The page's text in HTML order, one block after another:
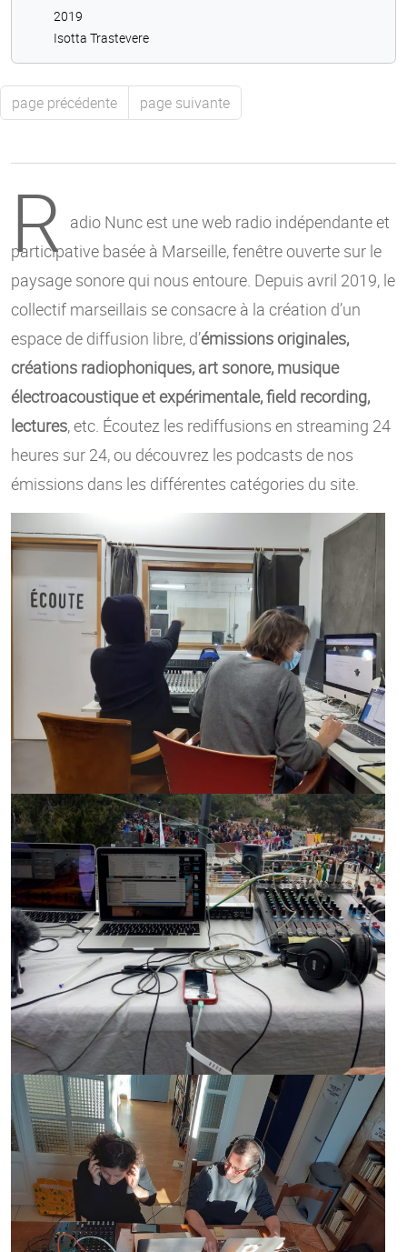
2019
Isotta Trastevere
page précédente page suivante
R adio Nunc est une web radio indépendante et
participative basée à Marseille, fenêtre ouverte sur le
paysage sonore qui nous entoure. Depuis avril 2019, le
collectif marseillais se consacre à la création d’un
espace de diffusion libre, d’émissions originales,
créations radiophoniques, art sonore, musique
électroacoustique et expérimentale, field recording,
lectures, etc. Écoutez les rediffusions en streaming 24
heures sur 24, ou découvrez les podcasts de nos
émissions dans les différentes catégories du site.